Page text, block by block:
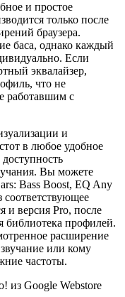
и простое
только после
браузера.
баса, однако каждый
Если
эквалайзер,
что не
работавшим с
и
в любое удобное
Вы можете
Bass Boost, EQ Any
соответствующее
и версия Pro, после
библиотека профилей.
расширение
или кому
частоты.
из Google Webstore